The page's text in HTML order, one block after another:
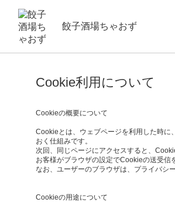
餃子酒場ちゃおず
Cookie利用について
Cookieの概要について
Cookieとは、ウェブページを利用した時に
おく仕組みです。
次回、同じページにアクセスすると、
お客様がブラウザの設定でCookieの送受信
なお、ユーザーのブラウザは、プライバシ
Cookieの用途について